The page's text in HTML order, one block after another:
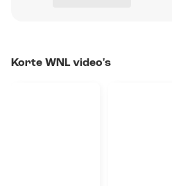
Korte WNL video's